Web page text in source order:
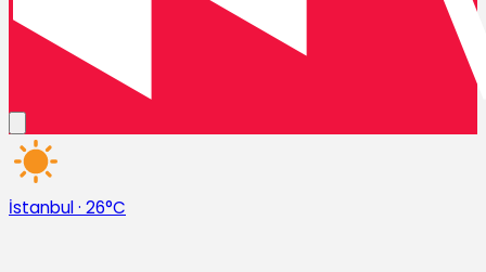
İstanbul· 26°C